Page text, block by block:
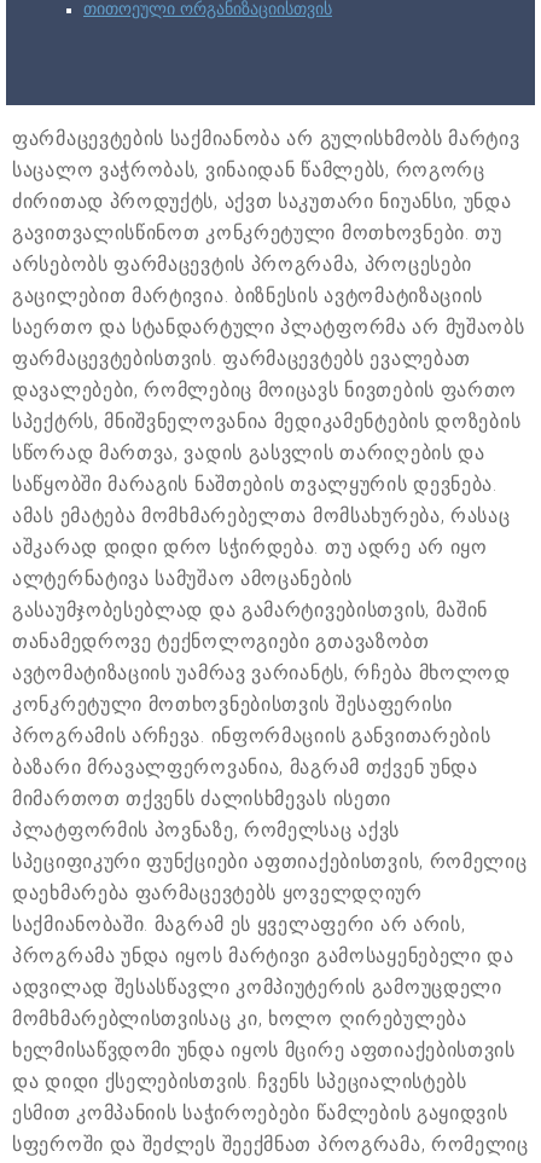
თითოეული ორგანიზაციისთვის
ფარმაცევტების საქმიანობა არ გულისხმობს მარტივ
საცალო ვაჭრობას, ვინაიდან წამლებს, როგორც
ძირითად პროდუქტს, აქვთ საკუთარი ნიუანსი, უნდა
გავითვალისწინოთ კონკრეტული მოთხოვნები. თუ
არსებობს ფარმაცევტის პროგრამა, პროცესები
გაცილებით მარტივია. ბიზნესის ავტომატიზაციის
საერთო და სტანდარტული პლატფორმა არ მუშაობს
ფარმაცევტებისთვის. ფარმაცევტებს ევალებათ
დავალებები, რომლებიც მოიცავს ნივთების ფართო
სპექტრს, მნიშვნელოვანია მედიკამენტების დოზების
სწორად მართვა, ვადის გასვლის თარიღების და
საწყობში მარაგის ნაშთების თვალყურის დევნება.
ამას ემატება მომხმარებელთა მომსახურება, რასაც
აშკარად დიდი დრო სჭირდება. თუ ადრე არ იყო
ალტერნატივა სამუშაო ამოცანების
გასაუმჯობესებლად და გამარტივებისთვის, მაშინ
თანამედროვე ტექნოლოგიები გთავაზობთ
ავტომატიზაციის უამრავ ვარიანტს, რჩება მხოლოდ
კონკრეტული მოთხოვნებისთვის შესაფერისი
პროგრამის არჩევა. ინფორმაციის განვითარების
ბაზარი მრავალფეროვანია, მაგრამ თქვენ უნდა
მიმართოთ თქვენს ძალისხმევას ისეთი
პლატფორმის პოვნაზე, რომელსაც აქვს
სპეციფიკური ფუნქციები აფთიაქებისთვის, რომელიც
დაეხმარება ფარმაცევტებს ყოველდღიურ
საქმიანობაში. მაგრამ ეს ყველაფერი არ არის,
პროგრამა უნდა იყოს მარტივი გამოსაყენებელი და
ადვილად შესასწავლი კომპიუტერის გამოუცდელი
მომხმარებლისთვისაც კი, ხოლო ღირებულება
ხელმისაწვდომი უნდა იყოს მცირე აფთიაქებისთვის
და დიდი ქსელებისთვის. ჩვენს სპეციალისტებს
ესმით კომპანიის საჭიროებები წამლების გაყიდვის
სფეროში და შეძლეს შეექმნათ პროგრამა, რომელიც